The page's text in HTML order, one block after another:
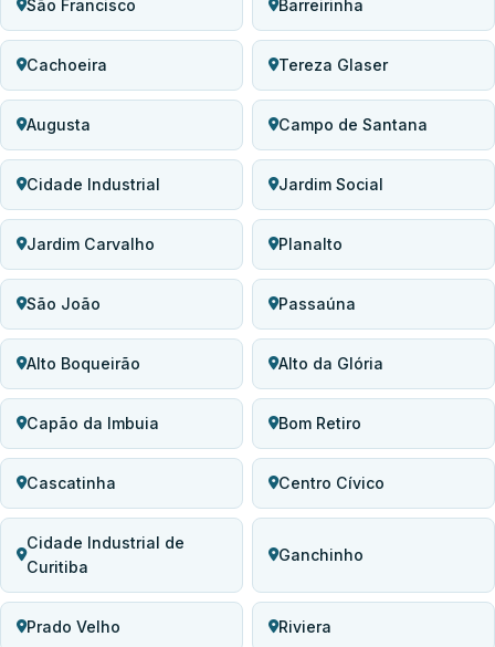
São Francisco Barreirinha
Cachoeira Tereza Glaser
Augusta Campo de Santana
Cidade Industrial Jardim Social
Jardim Carvalho Planalto
São João Passaúna
Alto Boqueirão Alto da Glória
Capão da Imbuia Bom Retiro
Cascatinha Centro Cívico
Cidade Industrial de
Curitiba
Ganchinho
Prado Velho Riviera